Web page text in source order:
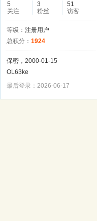
5
关注
3
粉丝
51
访客
等级： 注册用户
总积分： 1924
保密，2000-01-15
OL63ke
最后登录：2026-06-17